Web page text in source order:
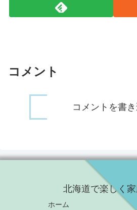
コメント
コメントを書
北海道で楽しく
ホーム